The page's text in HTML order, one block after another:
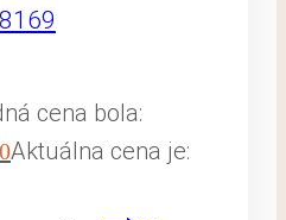
cena bola:
Aktuálna cena je: